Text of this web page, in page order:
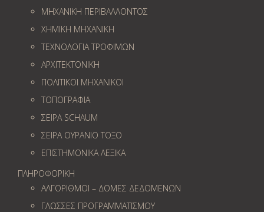
ΜΗΧΑΝΙΚΗ ΠΕΡΙΒΑΛΛΟΝΤΟΣ
ΧΗΜΙΚΗ ΜΗΧΑΝΙΚΗ
ΤΕΧΝΟΛΟΓΙΑ ΤΡΟΦΙΜΩΝ
ΑΡΧΙΤΕΚΤΟΝΙΚΗ
ΠΟΛΙΤΙΚΟΙ ΜΗΧΑΝΙΚΟΙ
ΤΟΠΟΓΡΑΦΙΑ
ΣΕΙΡΑ SCHAUM
ΣΕΙΡΑ ΟΥΡΑΝΙΟ ΤΟΞΟ
ΕΠΙΣΤΗΜΟΝΙΚΑ ΛΕΞΙΚΑ
ΠΛΗΡΟΦΟΡΙΚΗ
ΑΛΓΟΡΙΘΜΟΙ – ΔΟΜΕΣ ΔΕΔΟΜΕΝΩΝ
ΓΛΩΣΣΕΣ ΠΡΟΓΡΑΜΜΑΤΙΣΜΟΥ